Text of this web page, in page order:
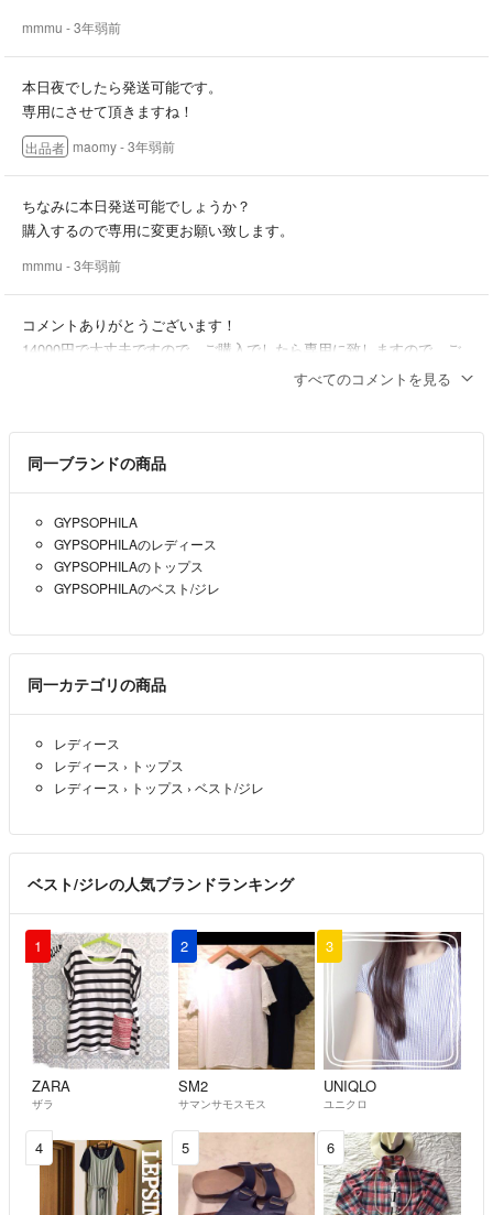
mmmu - 3年弱前
本日夜でしたら発送可能です。
専用にさせて頂きますね！
出品者 maomy- 3年弱前
ちなみに本日発送可能でしょうか？
購入するので専用に変更お願い致します。
mmmu - 3年弱前
コメントありがとうございます！
14000円で大丈夫ですので、ご購入でしたら専用に致しますので、ご
出品者 maomy- 3年弱前
コメント失礼致します。
お値下げ希望なのですがこちら14,000円にしていただけないでしょう
か？
mmmu- 3年弱前
すべてのコメントを見る
同一ブランドの商品
GYPSOPHILA
GYPSOPHILAのレディース
GYPSOPHILAのトップス
GYPSOPHILAのベスト/ジレ
同一カテゴリの商品
レディース
レディース › トップス
レディース › トップス › ベスト/ジレ
ベスト/ジレの人気ブランドランキング
1
ZARA
ザラ
2
SM2
サマンサモスモス
3
UNIQLO
ユニクロ
4 5 6